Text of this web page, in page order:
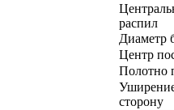
распил
Диаметр
Центр
Полотно
сторону